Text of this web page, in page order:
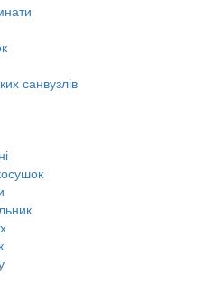
санвузлів